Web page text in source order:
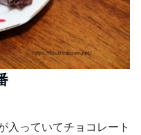
入っていてチョコレート